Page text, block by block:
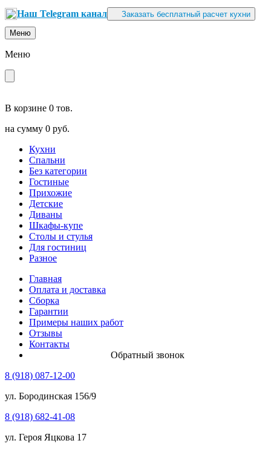
Наш Telegram канал Заказать бесплатный расчет кухни
Меню
Меню
В корзине 0 тов.
на сумму 0 руб.
Кухни
Спальни
Без категории
Гостиные
Прихожие
Детские
Диваны
Шкафы-купе
Столы и стулья
Для гостиниц
Разное
Главная
Оплата и доставка
Сборка
Гарантии
Примеры наших работ
Отзывы
Контакты
Обратный звонок
8 (918) 087-12-00
ул. Бородинская 156/9
8 (918) 682-41-08
ул. Героя Яцкова 17